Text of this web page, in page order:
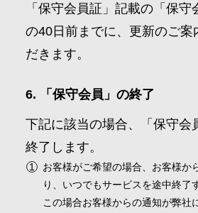
「保守会員証」記載の「保守
の40日前までに、更新のご案
だきます。
「保守会員」の終了
下記に該当の場合、「保守会
終了します。
お客様がご希望の場合、お客様か
り、いつでもサービスを途中終了
この場合お客様からの通知が弊社